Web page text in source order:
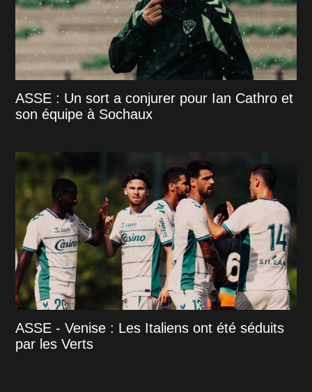
ASSE : Un sort a conjurer pour Ian Cathro et
son équipe à Sochaux
ASSE - Venise : Les Italiens ont été séduits
par les Verts